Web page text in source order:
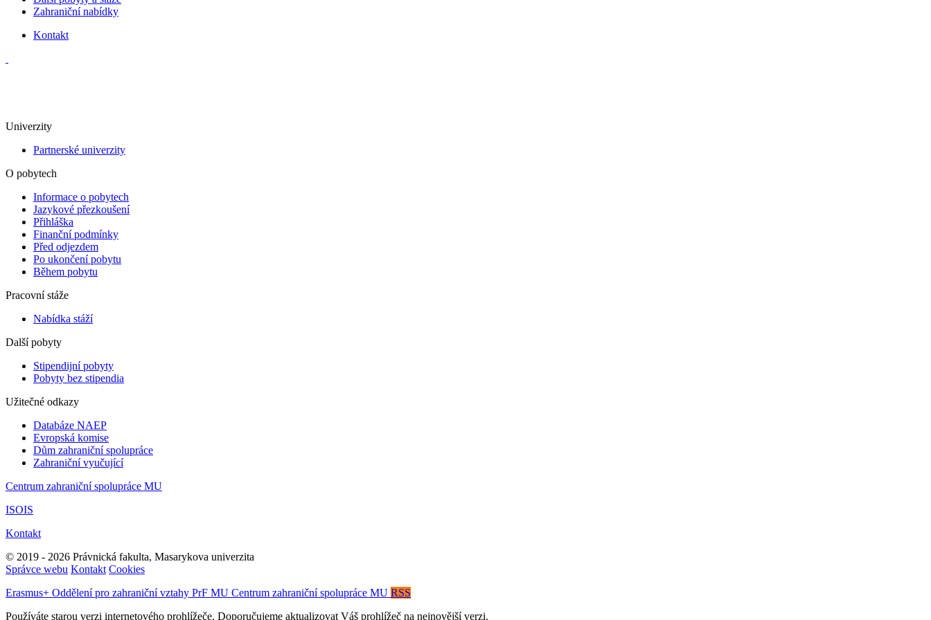
Zahraniční nabídky
Kontakt
Univerzity
Partnerské univerzity
O pobytech
Informace o pobytech
Jazykové přezkoušení
Přihláška
Finanční podmínky
Před odjezdem
Po ukončení pobytu
Během pobytu
Pracovní stáže
Nabídka stáží
Další pobyty
Stipendijní pobyty
Pobyty bez stipendia
Užitečné odkazy
Databáze NAEP
Evropská komise
Dům zahraniční spolupráce
Zahraniční vyučující
Centrum zahraniční spolupráce MU
ISOIS
Kontakt
© 2019 - 2026 Právnická fakulta, Masarykova univerzita
Správce webu Kontakt Cookies
Erasmus+ Oddělení pro zahraniční vztahy PrF MU Centrum zahraniční spolupráce MU RSS
Používáte starou verzi internetového prohlížeče. Doporučujeme aktualizovat Váš prohlížeč na nejnovější verzi.